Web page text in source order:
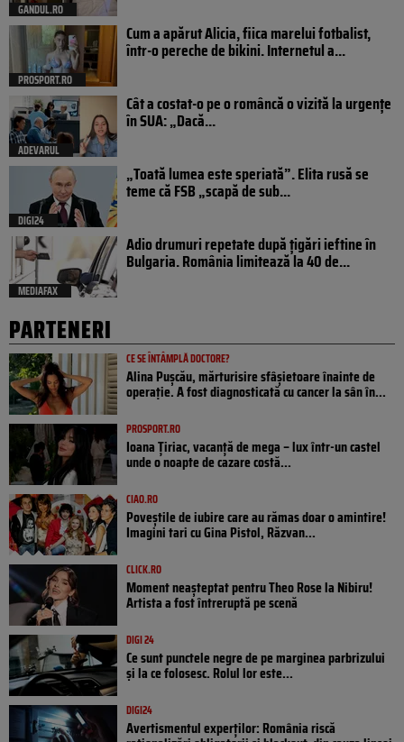
GANDUL.RO
PROSPORT.RO
Cum a apărut Alicia, fiica marelui fotbalist,
într-o pereche de bikini. Internetul a...
ADEVARUL
Cât a costat-o pe o româncă o vizită la urgențe
în SUA: „Dacă...
DIGI24
„Toată lumea este speriată”. Elita rusă se
teme că FSB „scapă de sub...
MEDIAFAX
Adio drumuri repetate după țigări ieftine în
Bulgaria. România limitează la 40 de...
PARTENERI
CE SE ÎNTÂMPLĂ DOCTORE?
Alina Pușcău, mărturisire sfâșietoare înainte de
operație. A fost diagnosticată cu cancer la sân în...
PROSPORT.RO
Ioana Țiriac, vacanță de mega – lux într-un castel
unde o noapte de cazare costă...
CIAO.RO
Poveştile de iubire care au rămas doar o amintire!
Imagini tari cu Gina Pistol, Răzvan...
CLICK.RO
Moment neașteptat pentru Theo Rose la Nibiru!
Artista a fost întreruptă pe scenă
DIGI 24
Ce sunt punctele negre de pe marginea parbrizului
și la ce folosesc. Rolul lor este...
DIGI24
Avertismentul experților: România riscă